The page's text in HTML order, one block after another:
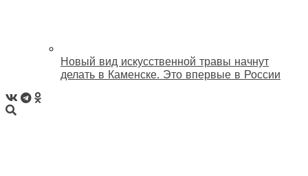
Новый вид искусственной травы начнут
делать в Каменске. Это впервые в России